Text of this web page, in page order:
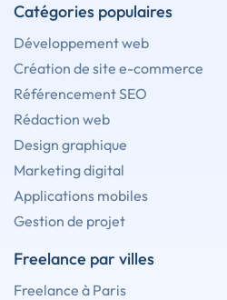
Catégories populaires
Développement web
Création de site e-commerce
Référencement SEO
Rédaction web
Design graphique
Marketing digital
Applications mobiles
Gestion de projet
Freelance par villes
Freelance à Paris